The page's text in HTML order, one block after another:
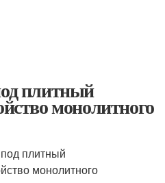
плитный
монолитного